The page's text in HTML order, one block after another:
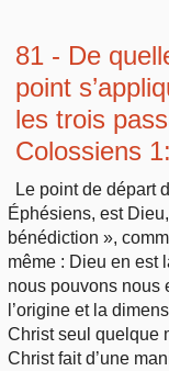
81 - De
point
les trois
Colossiens
Le point de départ
Éphésiens, est
bénédiction »,
même : Dieu en est
nous pouvons nous
l’origine et la
Christ seul quelque
Christ fait d’une